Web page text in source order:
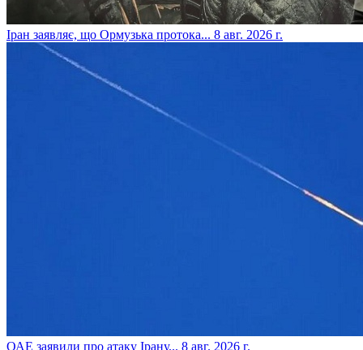
​Іран заявляє, що Ормузька протока... 8 авг. 2026 г.
​ОАЕ заявили про атаку Ірану... 8 авг. 2026 г.